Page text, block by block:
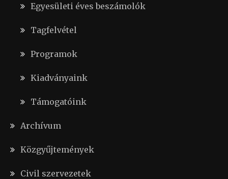
Egyesületi éves beszámolók
Tagfelvétel
Programok
Kiadványaink
Támogatóink
Archívum
Közgyűjtemények
Civil szervezetek